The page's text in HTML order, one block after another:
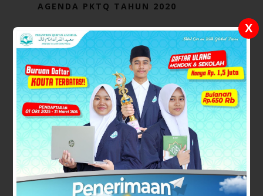
AGENDA PKTQ TAHUN 2020
X